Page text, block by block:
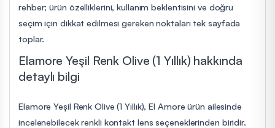
rehber; ürün özelliklerini, kullanım beklentisini ve doğru
seçim için dikkat edilmesi gereken noktaları tek sayfada
toplar.
Elamore Yeşil Renk Olive (1 Yıllık) hakkında
detaylı bilgi
Elamore Yeşil Renk Olive (1 Yıllık), El Amore ürün ailesinde
incelenebilecek renkli kontakt lens seçeneklerinden biridir.